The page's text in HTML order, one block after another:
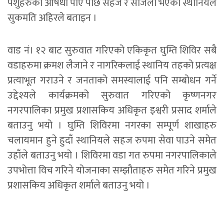
सुकमति अहिरले बताइन ।
वाड नं। १२ बाट सुरुवात गरिएको एकिकृत घुम्ति शिविर सबै
वडाहरुमा क्रमश लैजाने र नागरिकलाई स्थानिय तहको प्रत्यक्ष
प्रत्याभूत गराउने र जनताको समस्यालाई पनि सम्बोधन गर्ने
उद्देश्यले कार्यक्रमको सुरुवात गरिएको कृष्णनगर
नगरपालिका प्रमुख प्रशासकिय अधिकृत इश्वरी प्रसाद शर्माले
बताउनु भयो । घुम्ति शिविरमा नगरका सम्पूर्ण शाखाहरु
चलायमान हुने हुदाँ स्थानियले सहज रुपमा सेवा पाउने समेत
उहाँले बताउनु भयो । शिविरमा वडा गत रुपमा नगरपालिकाले
उपभोत्ता विच गरिने योजनाका सम्झौताहरु समेत गरिने प्रमुख
प्रशासकिय अधिकृत शर्माले बताउनु भयो ।